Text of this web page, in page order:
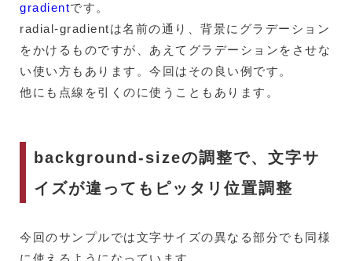
gradientです。
radial-gradientは名前の通り、背景にグラデーション
をかけるものですが、あえてグラデーションをさせな
い使い方もあります。今回はその良い例です。
他にも点線を引くのに使うこともあります。
background-sizeの調整で、文字サ
イズが違ってもピッタリ位置調整
今回のサンプルでは文字サイズの異なる部分でも同様
に使えるようになっています。